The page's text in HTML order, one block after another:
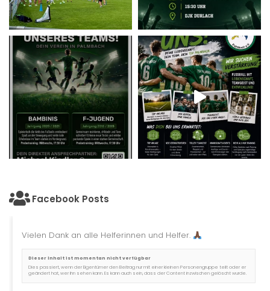
Facebook Posts
Vielen Dank an alle Helferinnen und Helfer.
Dieser Inhalt ist momentan nicht verfügbar
Dies passiert, wenn der Eigentümer den Beitrag nur mit einer kleinen Personengruppe teilt oder er
geändert hat, wer ihn sehen kann. Es kann auch sein, dass der Content inzwischen gelöscht wurde.